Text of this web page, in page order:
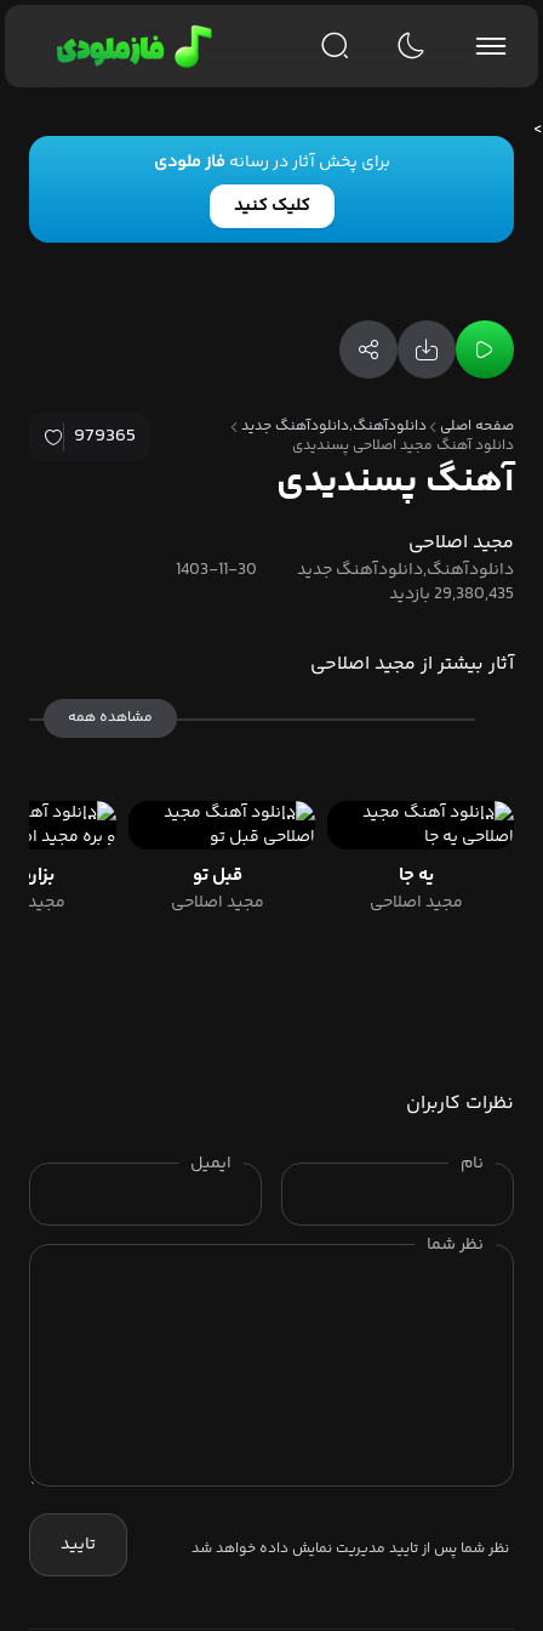
برای پخش آثار در رسانهفاز ملودی
کلیک کنید
صفحه اصلی
دانلودآهنگ,دانلودآهنگ جدید
دانلود آهنگ مجید اصلاحی پسندیدی
979365
آهنگ پسندیدی
مجید اصلاحی
دانلودآهنگ,دانلودآهنگ جدید
1403-11-30
29,380,435 بازدید
آثار بیشتر از مجید اصلاحی
مشاهده همه
یه جا
مجید اصلاحی
قبل تو
مجید اصلاحی
بزاره و
مجید
نظرات کاربران
نام ایمیل
نظر شما
نظر شما پس از تایید مدیریت نمایش داده خواهد شد تایید
>